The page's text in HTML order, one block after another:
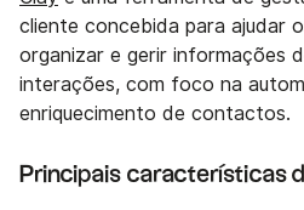
cliente concebida para ajudar
organizar e gerir informações
interações, com foco na
enriquecimento de contactos.
Principais características